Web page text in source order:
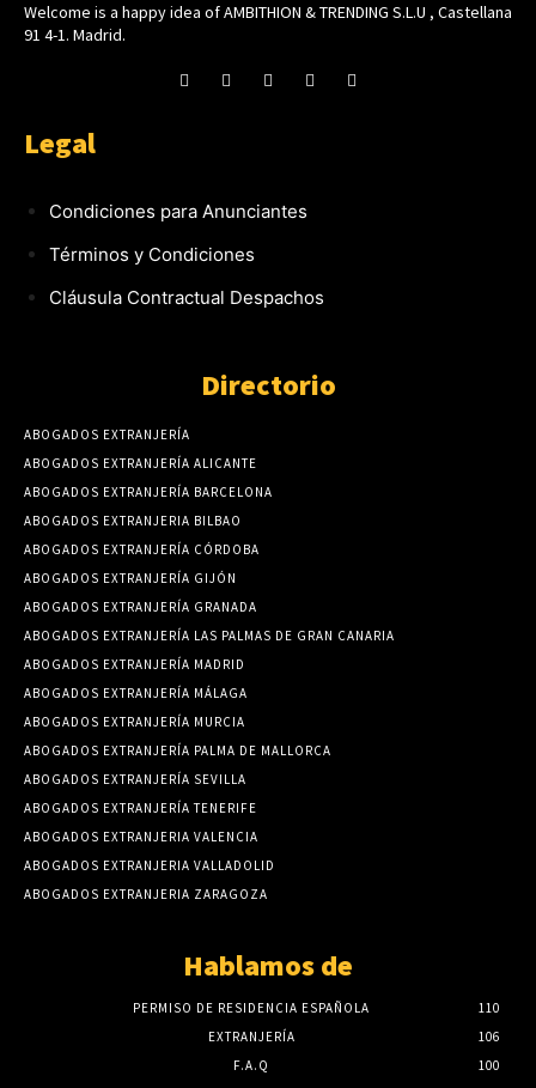
Welcome is a happy idea of AMBITHION & TRENDING S.L.U , Castellana
91 4-1. Madrid.
Legal
Condiciones para Anunciantes
Términos y Condiciones
Cláusula Contractual Despachos
Directorio
ABOGADOS EXTRANJERÍA
ABOGADOS EXTRANJERÍA ALICANTE
ABOGADOS EXTRANJERÍA BARCELONA
ABOGADOS EXTRANJERIA BILBAO
ABOGADOS EXTRANJERÍA CÓRDOBA
ABOGADOS EXTRANJERÍA GIJÓN
ABOGADOS EXTRANJERÍA GRANADA
ABOGADOS EXTRANJERÍA LAS PALMAS DE GRAN CANARIA
ABOGADOS EXTRANJERÍA MADRID
ABOGADOS EXTRANJERÍA MÁLAGA
ABOGADOS EXTRANJERÍA MURCIA
ABOGADOS EXTRANJERÍA PALMA DE MALLORCA
ABOGADOS EXTRANJERÍA SEVILLA
ABOGADOS EXTRANJERÍA TENERIFE
ABOGADOS EXTRANJERIA VALENCIA
ABOGADOS EXTRANJERIA VALLADOLID
ABOGADOS EXTRANJERIA ZARAGOZA
Hablamos de
PERMISO DE RESIDENCIA ESPAÑOLA
110
EXTRANJERÍA
106
F.A.Q
100